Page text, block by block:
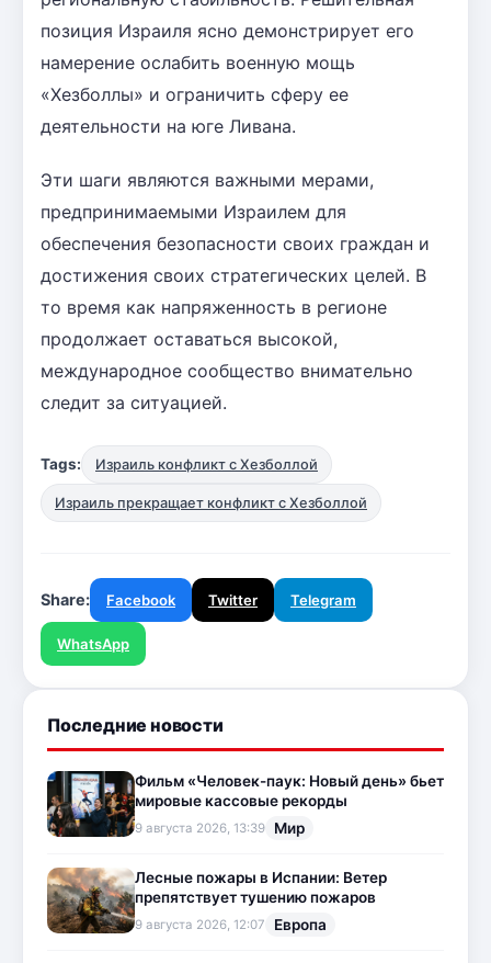
позиция Израиля ясно демонстрирует его
намерение ослабить военную мощь
«Хезболлы» и ограничить сферу ее
деятельности на юге Ливана.
Эти шаги являются важными мерами,
предпринимаемыми Израилем для
обеспечения безопасности своих граждан и
достижения своих стратегических целей. В
то время как напряженность в регионе
продолжает оставаться высокой,
международное сообщество внимательно
следит за ситуацией.
Tags: Израиль конфликт с Хезболлой
Израиль прекращает конфликт с Хезболлой
Share: Facebook Twitter Telegram
WhatsApp
Последние новости
Фильм «Человек-паук: Новый день» бьет
мировые кассовые рекорды
9 августа 2026, 13:39 Мир
Лесные пожары в Испании: Ветер
препятствует тушению пожаров
9 августа 2026, 12:07 Европа